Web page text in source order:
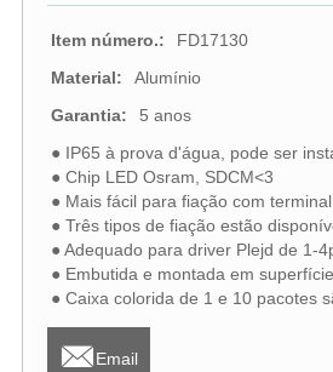
Item número.:
FD17130
Material:
Alumínio
Garantia:
5 anos
● IP65 à prova d'água, pode ser
● Chip LED Osram, SDCM<3
● Mais fácil para fiação com
● Três tipos de fiação estão
● Adequado para driver Plejd de 1-
● Embutida e montada em
● Caixa colorida de 1 e 10 pacotes
Email